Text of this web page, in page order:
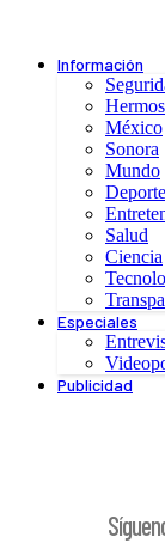
Información
México
Sonora
Mundo
Salud
Ciencia
Especiales
Publicidad